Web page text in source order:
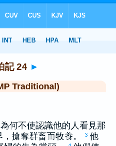
記 24 ►
Traditional)
何不使認識他的人看見那
搶奪群畜而牧養。 3 他